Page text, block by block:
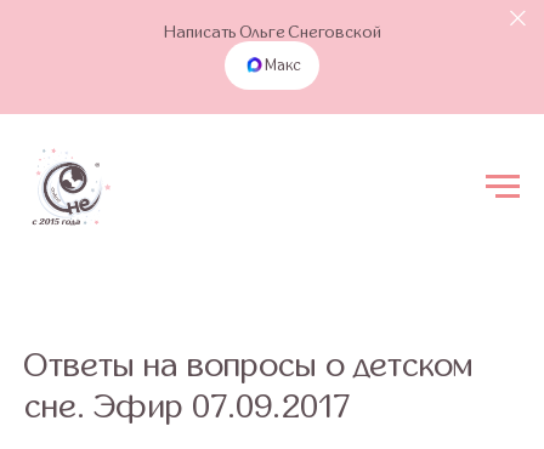
Написать Ольге Снеговской
Макс
Ответы на вопросы о детском
сне. Эфир 07.09.2017